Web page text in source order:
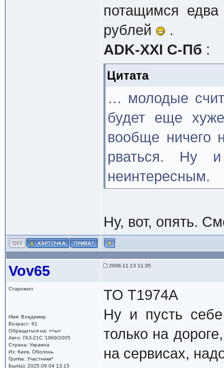
потащимся
рублей
.
ADK-XXI С-Пб :
Цитата
… молодые
будет еще
вообще ничего
рваться. Ну
неинтересным.
Ну, вот, опять.
Vov65 2006.11.13 11:35
Старожил
Имя: Владимир
Возраст: 61
Обращаться на: «ты»
Авто: ГАЗ-21С '1969/2005
Страна: Украина
Из: Киев, Оболонь
Группа: Участники*
Был(а): 2025.09.04 13:15
TO Т1974А
Ну и пусть
только на
на сервисах,